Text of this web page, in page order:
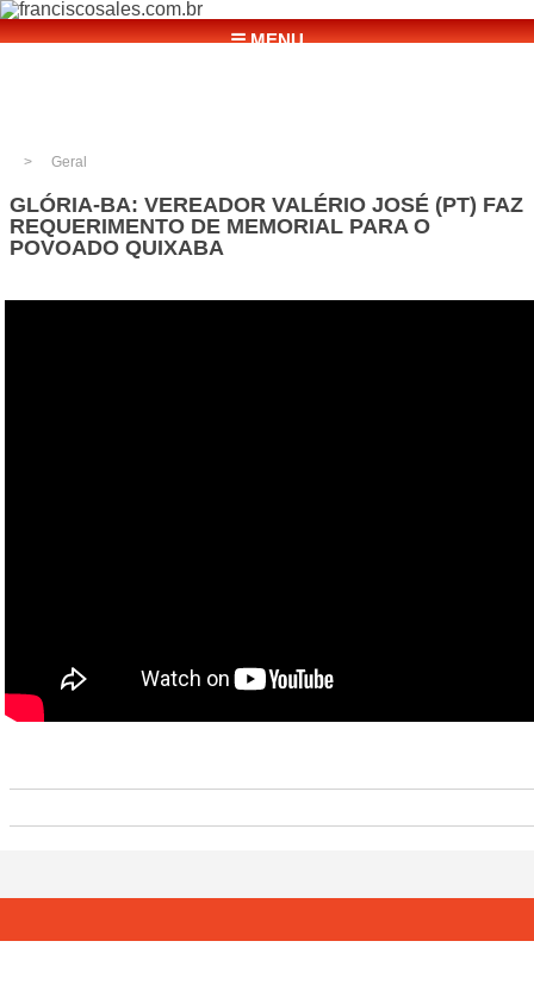
☰ MENU
Geral
GLÓRIA-BA: VEREADOR VALÉRIO JOSÉ (PT) FAZ
REQUERIMENTO DE MEMORIAL PARA O
POVOADO QUIXABA